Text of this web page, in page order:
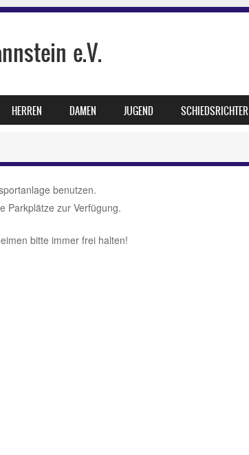
e.V.
HERREN DAMEN JUGEND SCHIEDSRICHTER
benutzen.
Parkplätze zur Verfügung.
bitte immer frei halten!